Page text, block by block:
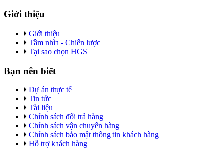
Giới thiệu
Giới thiệu
Tầm nhìn - Chiến lược
Tại sao chọn HGS
Bạn nên biết
Dự án thực tế
Tin tức
Tài liệu
Chính sách đổi trả hàng
Chính sách vận chuyển hàng
Chính sách bảo mật thông tin khách hàng
Hỗ trợ khách hàng